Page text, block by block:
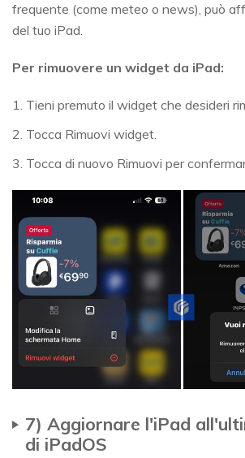
frequente (come meteo o news), può
del tuo iPad.
Per rimuovere un widget da iPad:
1. Tieni premuto il widget che desideri
2. Tocca Rimuovi widget.
3. Tocca di nuovo Rimuovi per
7) Aggiornare l'iPad
di iPadOS